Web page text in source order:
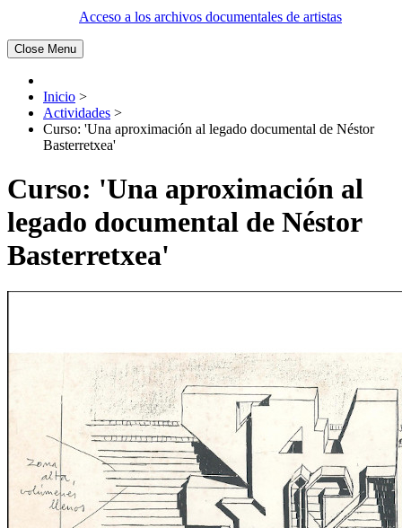
Acceso a los archivos documentales de artistas
Close Menu
Inicio >
Actividades >
Curso: 'Una aproximación al legado documental de Néstor
Basterretxea'
Curso: 'Una aproximación al
legado documental de Néstor
Basterretxea'